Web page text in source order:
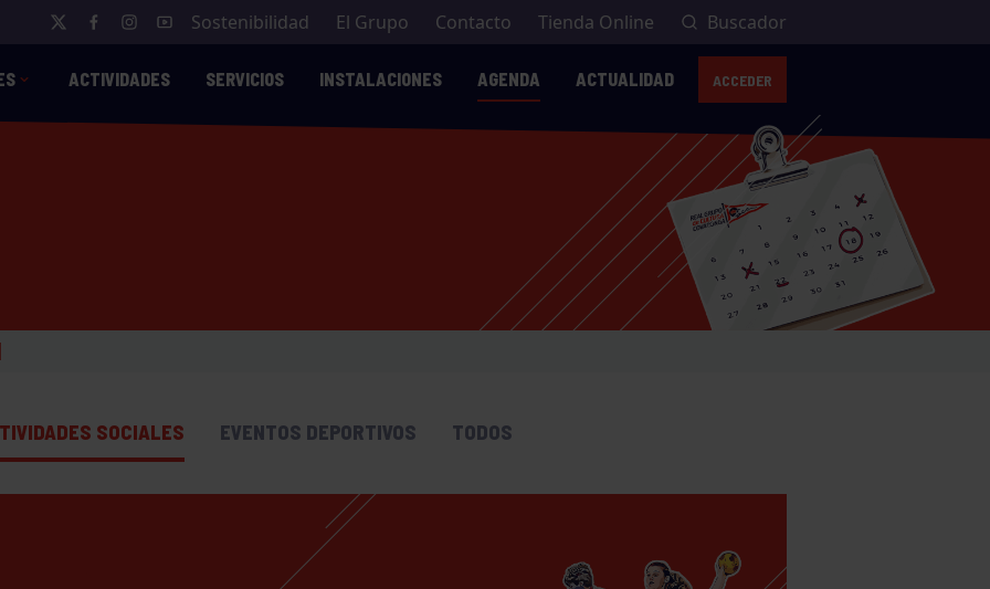
Sostenibilidad El Grupo Contacto Tienda Online Buscador
ACTIVIDADES SERVICIOS INSTALACIONES AGENDA ACTUALIDAD ACCEDER
SOCIALES EVENTOS DEPORTIVOS TODOS